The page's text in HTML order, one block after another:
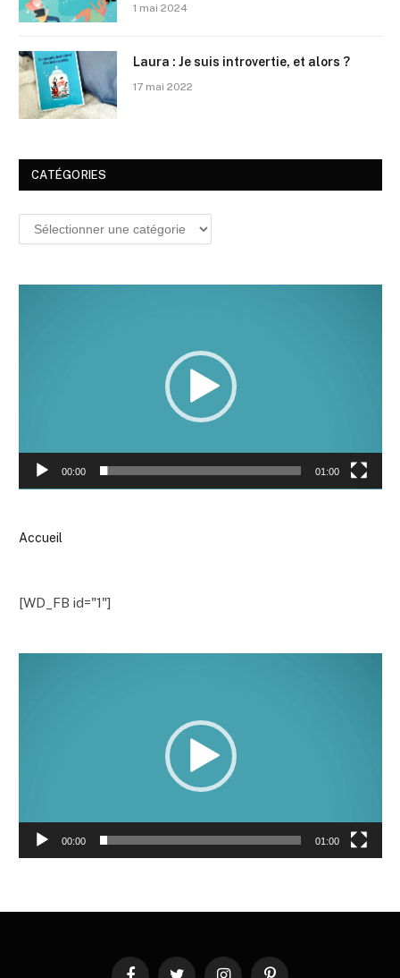
1 mai 2024
Laura : Je suis introvertie, et alors ?
17 mai 2022
CATÉGORIES
00:00 01:00
Accueil
[WD_FB id="1"]
00:00 01:00